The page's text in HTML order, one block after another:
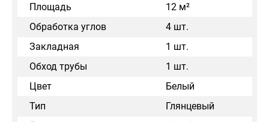
Площадь
12 м²
Обработка углов
4 шт.
Закладная
1 шт.
Обход трубы
1 шт.
Цвет
Белый
Тип
Глянцевый